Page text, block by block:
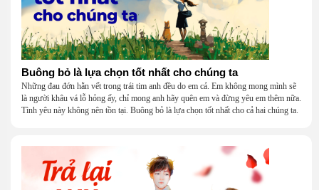
Buông bỏ là lựa chọn tốt nhất cho chúng ta
Những đau đớn hằn vết trong trái tim anh đều do em cả. Em không mong mình sẽ
là người khâu vá lỗ hỏng ấy, chỉ mong anh hãy quên em và đừng yêu em thêm nữa.
Tình yêu này không nên tồn tại. Buông bỏ là lựa chọn tốt nhất cho cả hai chúng ta.